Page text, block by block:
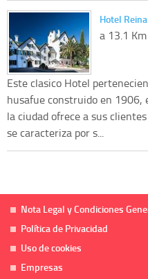
Hotel
a 13.1
Este clasico Hotel
husafue construido en 1906,
la ciudad ofrece a sus
se caracteriza por s...
Nota Legal y Condiciones
Política de Privacidad
Uso de cookies
Empresas